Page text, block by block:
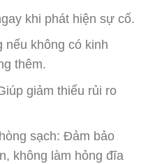
khi phát hiện sự cố.
nếu không có kinh
thêm.
giảm thiểu rủi ro
sạch: Đảm bảo
không làm hỏng đĩa